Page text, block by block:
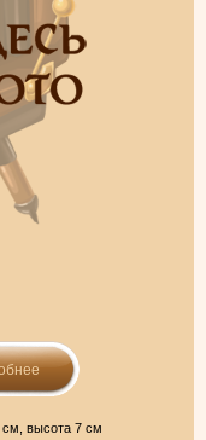
см, высота 7 см